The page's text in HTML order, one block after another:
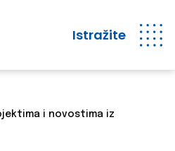
Istražite
i novostima iz